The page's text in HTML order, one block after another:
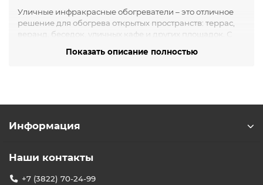
Уличные инфракрасные обогреватели – это отличное
решение для обогрева открытых пространств: террас,
веранд, беседок, уличных кафе и других площадок. С
проводить время на свежем воздухе даже поздней
Комфорт в любую погоду: прибор позволяет
летней площадки, обеспечивая уютное тепло при
Эффективный обогрев
воздух от конвекторов, поэтому тепло ощущается
Показать описание полностью
Информация
Наши контакты
+7 (3822) 70-24-99